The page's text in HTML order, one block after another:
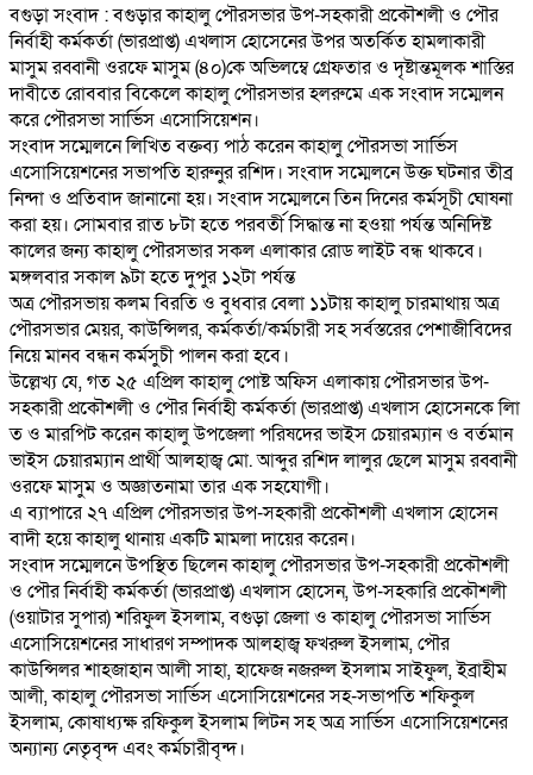
বগুড়া সংবাদ : বগুড়ার কাহালু পৌরসভার উপ-সহকারী প্রকৌশলী ও পৌর
নির্বাহী কর্মকর্তা (ভারপ্রাপ্ত) এখলাস হোসেনের উপর অতর্কিত হামলাকারী
মাসুম রব্বানী ওরফে মাসুম (৪০)কে অভিলম্বে গ্রেফতার ও দৃষ্টান্তমূলক শাস্তির
দাবীতে রোববার বিকেলে কাহালু পৌরসভার হলরুমে এক সংবাদ সম্মেলন
করে পৌরসভা সার্ভিস এসোসিয়েশন।
সংবাদ সম্মেলনে লিখিত বক্তব্য পাঠ করেন কাহালু পৌরসভা সার্ভিস
এসোসিয়েশনের সভাপতি হারুনুর রশিদ। সংবাদ সম্মেলনে উক্ত ঘটনার তীব্র
নিন্দা ও প্রতিবাদ জানানো হয়। সংবাদ সম্মেলনে তিন দিনের কর্মসূচী ঘোষনা
করা হয়। সোমবার রাত ৮টা হতে পরবর্তী সিদ্ধান্ত না হওয়া পর্যন্ত অনিদিষ্ট
কালের জন্য কাহালু পৌরসভার সকল এলাকার রোড লাইট বন্ধ থাকবে।
মঙ্গলবার সকাল ৯টা হতে দুপুর ১২টা পর্যন্ত
অত্র পৌরসভায় কলম বিরতি ও বুধবার বেলা ১১টায় কাহালু চারমাথায় অত্র
পৌরসভার মেয়র, কাউন্সিলর, কর্মকর্তা/কর্মচারী সহ সর্বস্তরের পেশাজীবিদের
নিয়ে মানব বন্ধন কর্মসুচী পালন করা হবে।
উল্লেখ্য যে, গত ২৫ এপ্রিল কাহালু পোষ্ট অফিস এলাকায় পৌরসভার উপ-
সহকারী প্রকৌশলী ও পৌর নির্বাহী কর্মকর্তা (ভারপ্রাপ্ত) এখলাস হোসেনকে লাি
ত ও মারপিট করেন কাহালু উপজেলা পরিষদের ভাইস চেয়ারম্যান ও বর্তমান
ভাইস চেয়ারম্যান প্রার্থী আলহাজ্ব মো. আব্দুর রশিদ লালুর ছেলে মাসুম রব্বানী
ওরফে মাসুম ও অজ্ঞাতনামা তার এক সহযোগী।
এ ব্যাপারে ২৭ এপ্রিল পৌরসভার উপ-সহকারী প্রকৌশলী এখলাস হোসেন
বাদী হয়ে কাহালু থানায় একটি মামলা দায়ের করেন।
সংবাদ সম্মেলনে উপস্থিত ছিলেন কাহালু পৌরসভার উপ-সহকারী প্রকৌশলী
ও পৌর নির্বাহী কর্মকর্তা (ভারপ্রাপ্ত) এখলাস হোসেন, উপ-সহকারি প্রকৌশলী
(ওয়াটার সুপার) শরিফুল ইসলাম, বগুড়া জেলা ও কাহালু পৌরসভা সার্ভিস
এসোসিয়েশনের সাধারণ সম্পাদক আলহাজ্ব ফখরুল ইসলাম, পৌর
কাউন্সিলর শাহজাহান আলী সাহা, হাফেজ নজরুল ইসলাম সাইফুল, ইব্রাহীম
আলী, কাহালু পৌরসভা সার্ভিস এসোসিয়েশনের সহ-সভাপতি শফিকুল
ইসলাম, কোষাধ্যক্ষ রফিকুল ইসলাম লিটন সহ অত্র সার্ভিস এসোসিয়েশনের
অন্যান্য নেতৃবৃন্দ এবং কর্মচারীবৃন্দ।